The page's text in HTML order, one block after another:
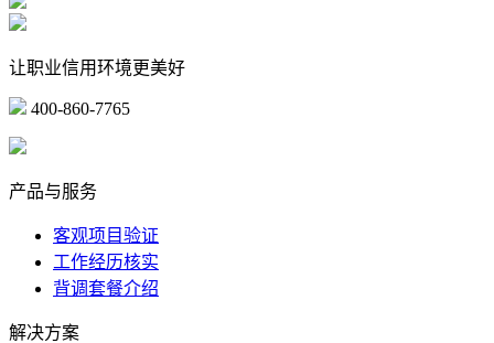
让职业信用环境更美好
400-860-7765
产品与服务
客观项目验证
工作经历核实
背调套餐介绍
解决方案